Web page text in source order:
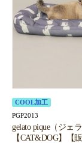
COOL加工
PGP2013
gelato pique（ジェ
【CAT&DOG】【